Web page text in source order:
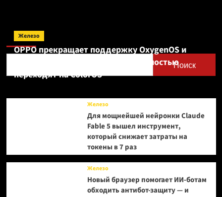
Kitty
Freeze
Party
Поиск
Поиск
Железо
OPPO прекращает поддержку OxygenOS и
Realme UI — OnePlus и realme полностью
переходят на ColorOS
Железо
Для мощнейшей нейронки Claude
Fable 5 вышел инструмент,
который снижает затраты на
токены в 7 раз
Железо
Новый браузер помогает ИИ-ботам
обходить антибот-защиту — и